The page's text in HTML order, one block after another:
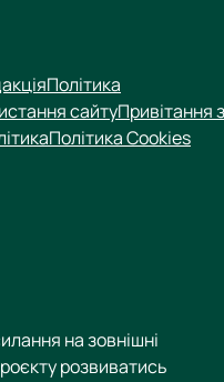
Політика
сайтуПривітання з
Політика Cookies
на зовнішні
розвиватись